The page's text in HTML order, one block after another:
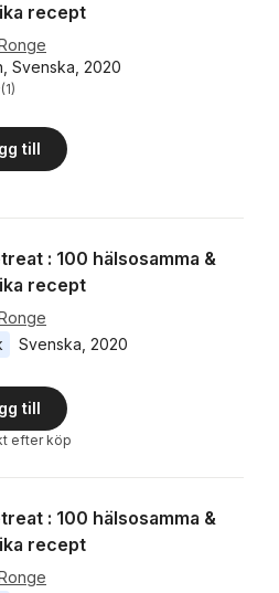
recept
Svenska, 2020
stjärnor. Totalt antal röster:
(1)
till
: 100 hälsosamma &
recept
Svenska 2020
till
efter köp
: 100 hälsosamma &
recept